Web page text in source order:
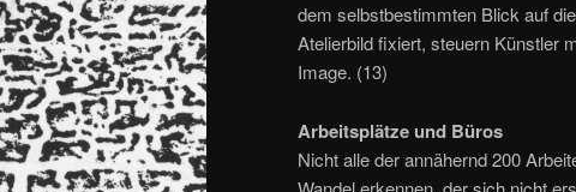
dem selbstbestimmten Blick auf
Atelierbild fixiert, steuern Künstler
Image. (13)
Arbeitsplätze und Büros
Nicht alle der annähernd 200